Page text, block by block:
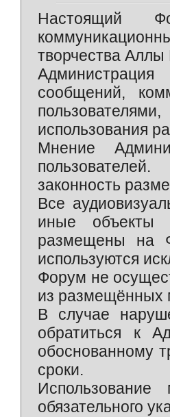
Настоящий
творчества Аллы
сообщений,
использования
Мнение
законность
Все
иные объекты
размещены на
используются
Форум не
из размещённых
В случае
обратиться к
обоснованному
сроки.
обязательного